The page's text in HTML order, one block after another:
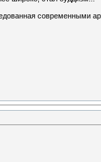
современными